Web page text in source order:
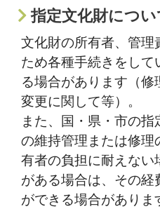
指定文化財につい
文化財の所有者、管
ため各種手続きをし
る場合があります（
変更に関して等）。
また、国・県・市の
の維持管理または修
有者の負担に耐えな
がある場合は、その経
ができる場合がありま